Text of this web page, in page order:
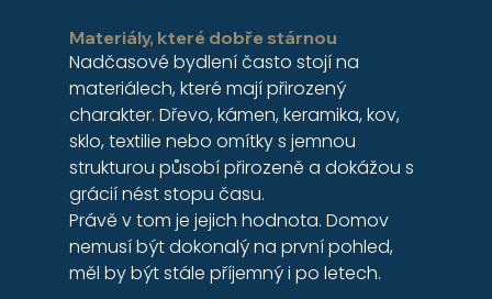
Materiály, které dobře stárnou
Nadčasové bydlení často stojí na
materiálech, které mají přirozený
charakter. Dřevo, kámen, keramika, kov,
sklo, textilie nebo omítky s jemnou
strukturou působí přirozeně a dokážou s
grácií nést stopu času.
Právě v tom je jejich hodnota. Domov
nemusí být dokonalý na první pohled,
měl by být stále příjemný i po letech.